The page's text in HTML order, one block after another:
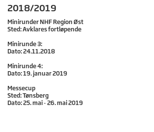
2018/2019
Minirunder NHF Region Øst
Sted: Avklares fortløpende
Minirunde 3:
Dato: 24.11.2018
Minirunde 4:
Dato: 19. januar 2019
Messecup
Sted: Tønsberg
Dato: 25. mai - 26. mai 2019